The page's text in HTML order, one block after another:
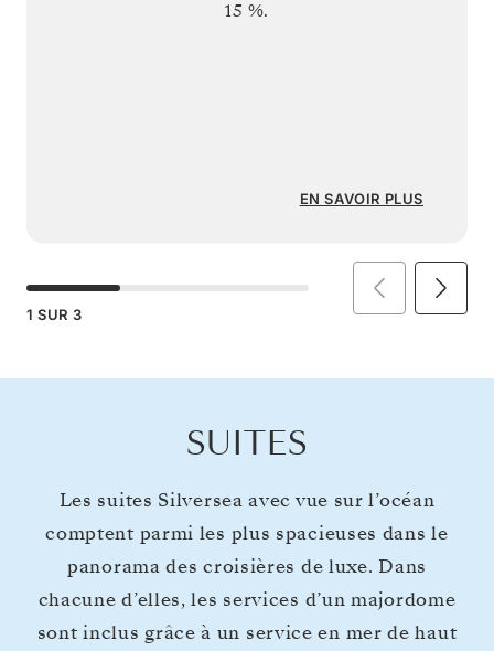
15 %.
EN SAVOIR PLUS
1 SUR 3
SUITES
Les suites Silversea avec vue sur l’océan
comptent parmi les plus spacieuses dans le
panorama des croisières de luxe. Dans
chacune d’elles, les services d’un majordome
sont inclus grâce à un service en mer de haut